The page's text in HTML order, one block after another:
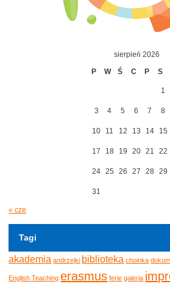
sierpień 2026
P
W Ś C P S
1
3 4 5 6 7 8
10 11 12 13 14 15
17 18 19 20 21 22
24 25 26 27 28 29
31
« cze
Tagi
akademia andrzejki biblioteka choinka
English Teaching erasmus ferie galeria